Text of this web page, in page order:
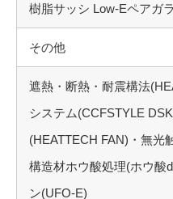
樹脂サッシ Low-Eペアガ
その他
遮熱・断熱・耐震構法
システム(CCFSTYLE
(HEATTECH FAN)・無光
構造材ホウ酸処理(ホウ酸
ン(UFO-E)